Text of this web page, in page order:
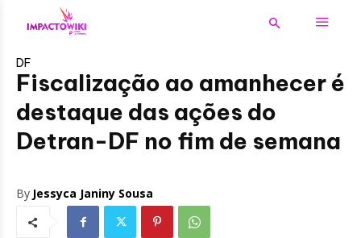
DF
Fiscalização ao amanhecer é
destaque das ações do
Detran-DF no fim de semana
By Jessyca Janiny Sousa